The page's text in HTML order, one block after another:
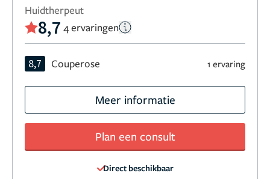
Huidtherpeut
8,7 4 ervaringen
8,7 Couperose 1 ervaring
Meer informatie
Plan een consult
Direct beschikbaar